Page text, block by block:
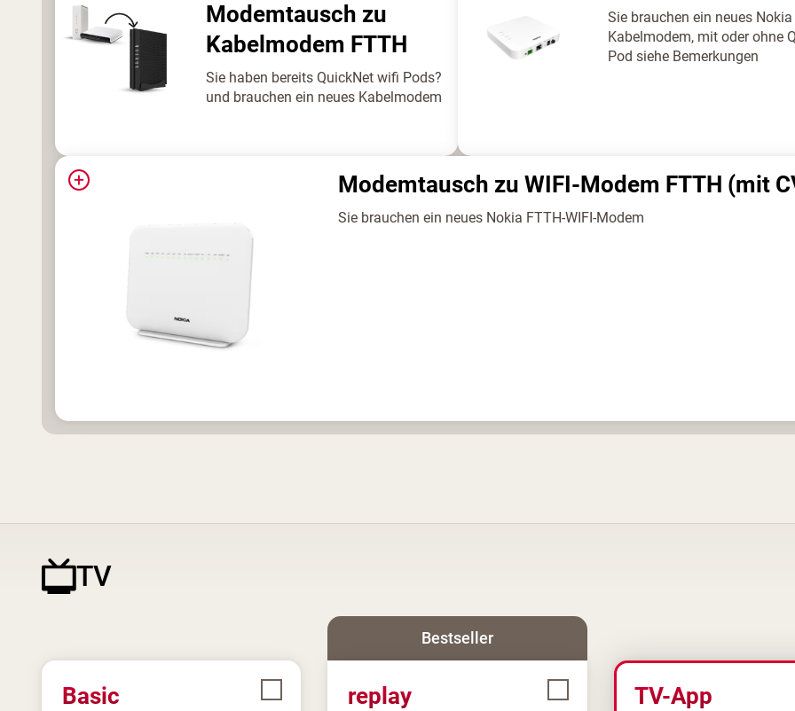
Modemtausch zu
Kabelmodem FTTH
Sie haben bereits QuickNet wifi Pods?
und brauchen ein neues Kabelmodem
Sie brauchen ein neues Nokia
Kabelmodem, mit oder ohne
Pod siehe Bemerkungen
+ Modemtausch zu WIFI-Modem FTTH (mit
Sie brauchen ein neues Nokia FTTH-WIFI-Modem
TV
Basic
Bestseller
replay TV-App